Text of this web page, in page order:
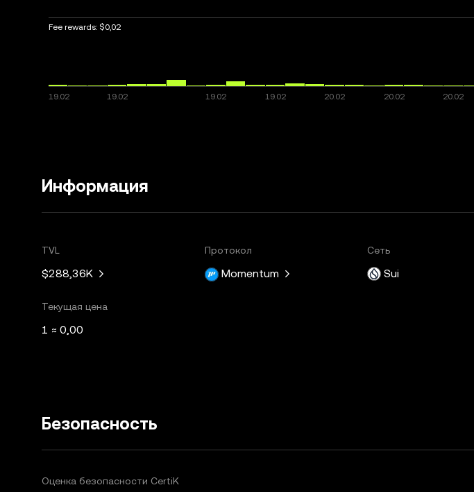
Fee rewards: $0,02
Информация
TVL
$288,36K
Протокол
Momentum
Сеть
Sui
Текущая цена
1 ≈ 0,00
Безопасность
Оценка безопасности CertiK